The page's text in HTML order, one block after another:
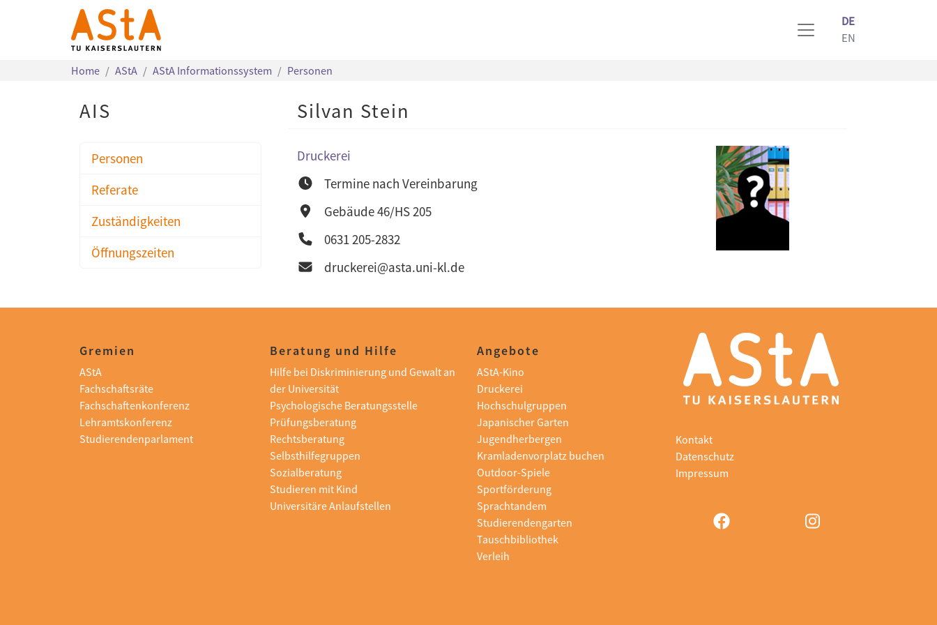
DE
EN
Home AStA AStA Informationssystem Personen
AIS
Personen
Referate
Zuständigkeiten
Öffnungszeiten
Silvan Stein
Druckerei
Termine nach Vereinbarung
Gebäude 46/HS 205
0631 205-2832
druckerei@asta.uni-kl.de
Gremien
AStA
Fachschaftsräte
Fachschaftenkonferenz
Lehramtskonferenz
Studierendenparlament
Beratung und Hilfe
Hilfe bei Diskriminierung und Gewalt an
der Universität
Psychologische Beratungsstelle
Prüfungsberatung
Rechtsberatung
Selbsthilfegruppen
Sozialberatung
Studieren mit Kind
Universitäre Anlaufstellen
Angebote
AStA-Kino
Druckerei
Hochschulgruppen
Japanischer Garten
Jugendherbergen
Kramladenvorplatz buchen
Outdoor-Spiele
Sportförderung
Sprachtandem
Studierendengarten
Tauschbibliothek
Verleih
Kontakt
Datenschutz
Impressum